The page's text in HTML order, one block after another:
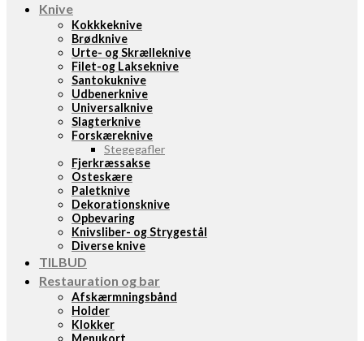
Knive
Kokkkeknive
Brødknive
Urte- og Skrælleknive
Filet-og Lakseknive
Santokuknive
Udbenerknive
Universalknive
Slagterknive
Forskæreknive
Stegegafler
Fjerkræssakse
Osteskære
Paletknive
Dekorationsknive
Opbevaring
Knivsliber- og Strygestål
Diverse knive
TILBUD
Restauration og bar
Afskærmningsbånd
Holder
Klokker
Menukort